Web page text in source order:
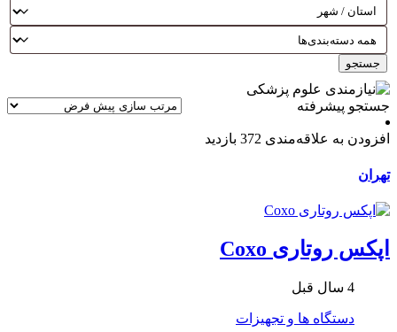
جستجو
جستجو پیشرفته
افزودن به علاقه‌مندی 372 بازدید
تهران
اپکس روتاری Coxo
4 سال قبل
دستگاه ها و تجهیزات